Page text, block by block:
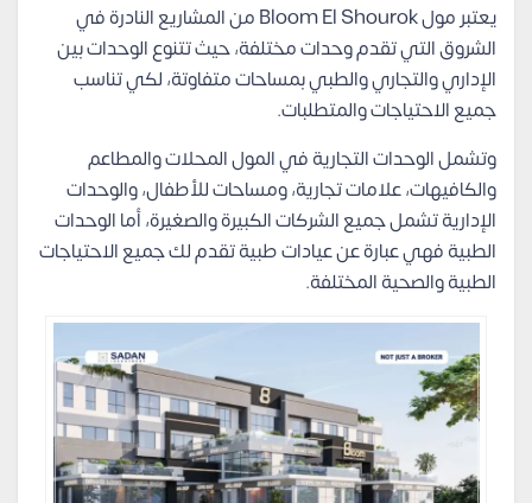
يعتبر مول Bloom El Shourok من المشاريع النادرة في
الشروق التي تقدم وحدات مختلفة، حيث تتنوع الوحدات بين
الإداري والتجاري والطبي بمساحات متفاوتة، لكي تناسب
جميع الاحتياجات والمتطلبات.
وتشمل الوحدات التجارية في المول المحلات والمطاعم
والكافيهات، علامات تجارية، ومساحات للأطفال، والوحدات
الإدارية تشمل جميع الشركات الكبيرة والصغيرة، أما الوحدات
الطبية فهي عبارة عن عيادات طبية تقدم لك جميع الاحتياجات
الطبية والصحية المختلفة.